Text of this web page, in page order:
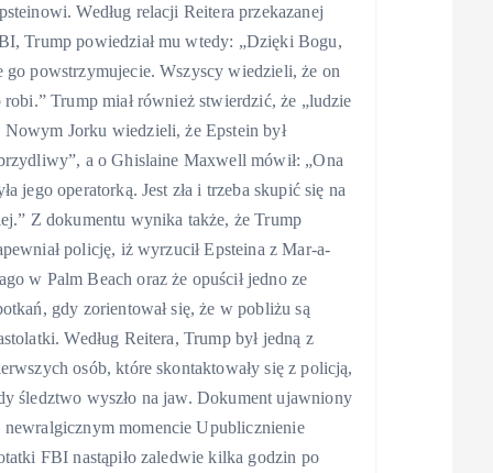
Według relacji Reitera przekazanej
Trump powiedział mu wtedy: „Dzięki Bogu,
go powstrzymujecie. Wszyscy wiedzieli, że on
robi.” Trump miał również stwierdzić, że „ludzie
Nowym Jorku wiedzieli, że Epstein był
a o Ghislaine Maxwell mówił: „Ona
jego operatorką. Jest zła i trzeba skupić się na
Z dokumentu wynika także, że Trump
policję, iż wyrzucił Epsteina z Mar-a-
w Palm Beach oraz że opuścił jedno ze
gdy zorientował się, że w pobliżu są
Według Reitera, Trump był jedną z
osób, które skontaktowały się z policją,
śledztwo wyszło na jaw. Dokument ujawniony
newralgicznym momencie Upublicznienie
FBI nastąpiło zaledwie kilka godzin po